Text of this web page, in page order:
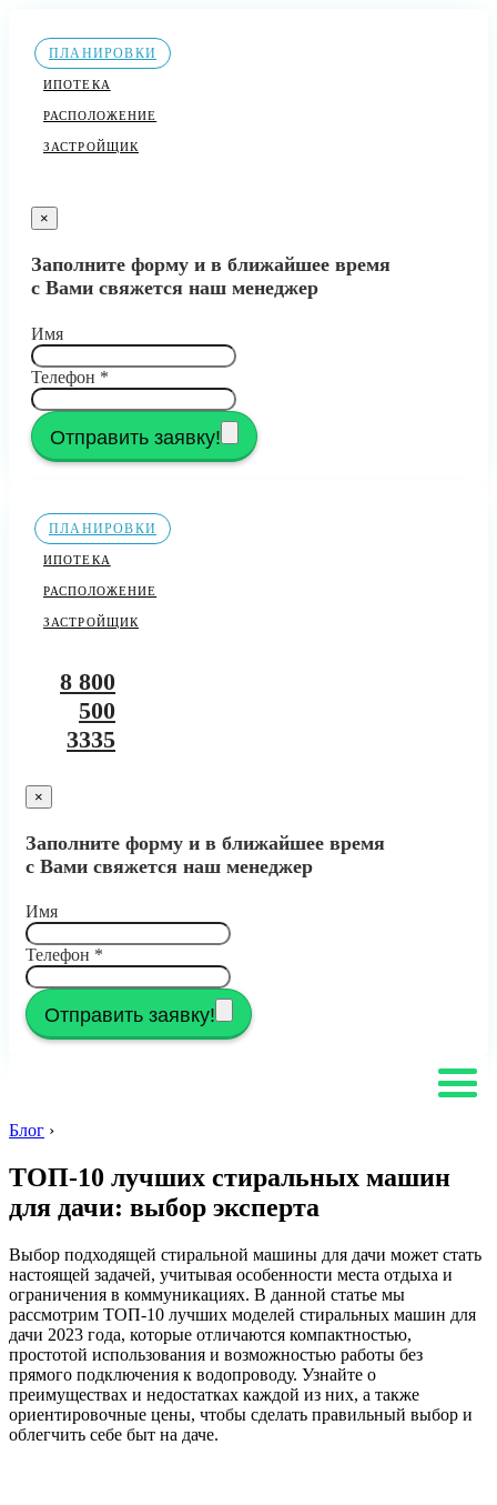
ПЛАНИРОВКИ
ИПОТЕКА
РАСПОЛОЖЕНИЕ
ЗАСТРОЙЩИК
×
Заполните форму и в ближайшее время
с Вами свяжется наш менеджер
Имя
Телефон *
Отправить заявку!
ПЛАНИРОВКИ
ИПОТЕКА
РАСПОЛОЖЕНИЕ
ЗАСТРОЙЩИК
8 800
500
3335
×
Заполните форму и в ближайшее время
с Вами свяжется наш менеджер
Имя
Телефон *
Отправить заявку!
Блог ›
ТОП-10 лучших стиральных машин
для дачи: выбор эксперта
Выбор подходящей стиральной машины для дачи может стать
настоящей задачей, учитывая особенности места отдыха и
ограничения в коммуникациях. В данной статье мы
рассмотрим ТОП-10 лучших моделей стиральных машин для
дачи 2023 года, которые отличаются компактностью,
простотой использования и возможностью работы без
прямого подключения к водопроводу. Узнайте о
преимуществах и недостатках каждой из них, а также
ориентировочные цены, чтобы сделать правильный выбор и
облегчить себе быт на даче.